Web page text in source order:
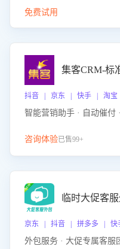
免费试用
集客CRM-标
抖音 | 京东 | 快手 | 淘宝
智能营销助手 · 自动催付
咨询体验已售99+
临时大促客
京东 | 抖音 | 拼多多 | 快
外包服务 · 大促专属客服